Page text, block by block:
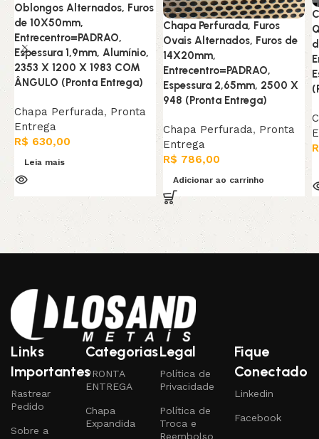
Oblongos Alternados, Furos
de 10X50mm,
Entrecentro=PADRAO,
Espessura 1,9mm, Alumínio,
2353 X 1200 X 1983 COM
ÂNGULO (Pronta Entrega)
Chapa Perfurada, Pronta
Entrega
R$ 630,00
Leia mais
Chapa Perfurada, Furos
Ovais Alternados, Furos de
14X20mm,
Entrecentro=PADRAO,
Espessura 2,65mm, 2500 X
948 (Pronta Entrega)
Chapa Perfurada, Pronta
Entrega
R$ 786,00
Adicionar ao carrinho
Links
Importantes
Rastrear
Pedido
Sobre a
Categorias
PRONTA
ENTREGA
Chapa
Expandida
Legal
Política de
Privacidade
Política de
Troca e
Reembolso
Fique
Conectado
Linkedin
Facebook